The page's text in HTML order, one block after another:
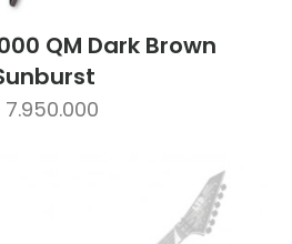
QM Dark Brown
7.950.000